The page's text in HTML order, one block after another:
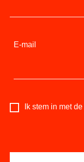
E-mail
Ik stem in met de